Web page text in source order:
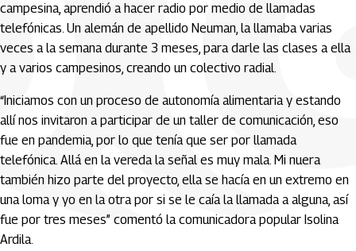
campesina, aprendió a hacer radio por medio de llamadas
telefónicas. Un alemán de apellido Neuman, la llamaba varias
veces a la semana durante 3 meses, para darle las clases a ella
y a varios campesinos, creando un colectivo radial.
“Iniciamos con un proceso de autonomía alimentaria y estando
allí nos invitaron a participar de un taller de comunicación, eso
fue en pandemia, por lo que tenía que ser por llamada
telefónica. Allá en la vereda la señal es muy mala. Mi nuera
también hizo parte del proyecto, ella se hacía en un extremo en
una loma y yo en la otra por si se le caía la llamada a alguna, así
fue por tres meses” comentó la comunicadora popular Isolina
Ardila.